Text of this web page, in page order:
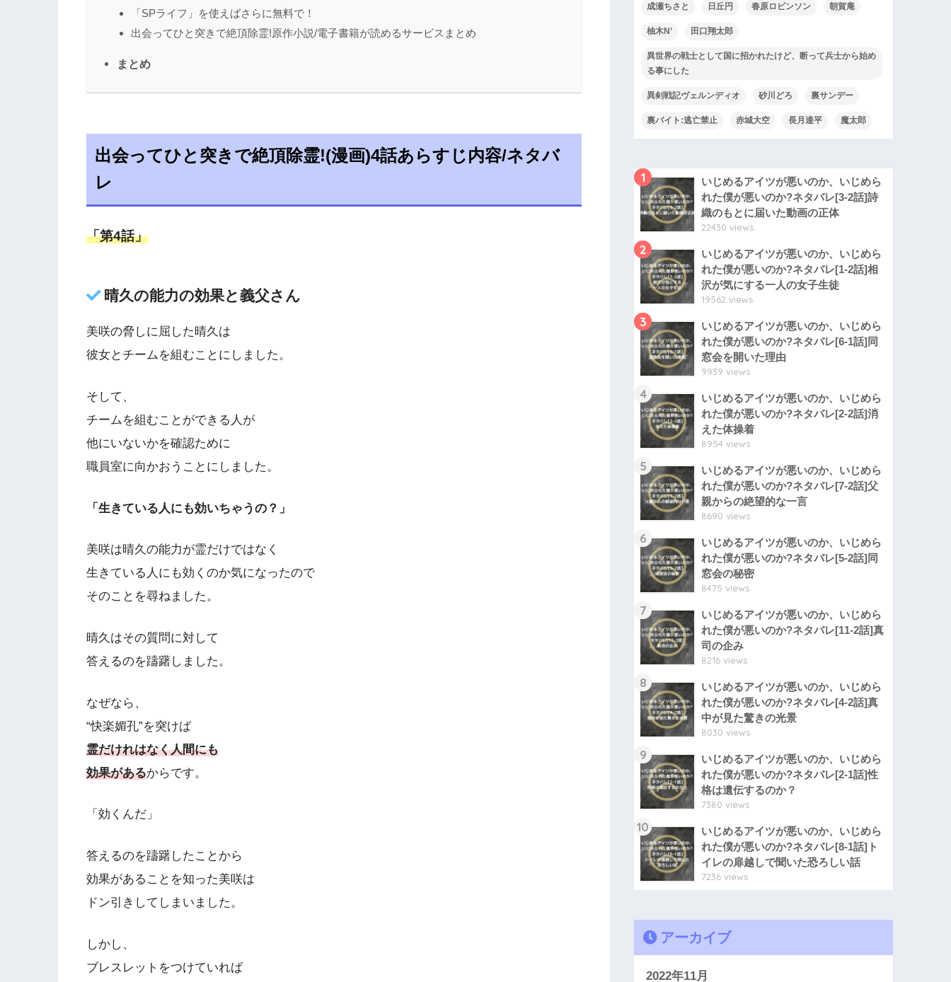
「SPライフ」を使えばさらに無料で！
出会ってひと突きで絶頂除霊!原作小説/電子書籍が読めるサービスまとめ
まとめ
出会ってひと突きで絶頂除霊!(漫画)4話あらすじ内容/ネタバ
レ
「第4話」
晴久の能力の効果と義父さん
美咲の脅しに屈した晴久は
彼女とチームを組むことにしました。
そして、
チームを組むことができる人が
他にいないかを確認ために
職員室に向かおうことにしました。
「生きている人にも効いちゃうの？」
美咲は晴久の能力が霊だけではなく
生きている人にも効くのか気になったので
そのことを尋ねました。
晴久はその質問に対して
答えるのを躊躇しました。
なぜなら、
“快楽媚孔”を突けば
霊だけれはなく人間にも
効果があるからです。
「効くんだ」
答えるのを躊躇したことから
効果があることを知った美咲は
ドン引きしてしまいました。
しかし、
ブレスレットをつけていれば
成瀬ちさと 日丘円 春原ロビンソン 朝賀庵
柚木N’ 田口翔太郎
異世界の戦士として国に招かれたけど、断って兵士から始め
る事にした
異剣戦記ヴェルンディオ 砂川どろ 裏サンデー
裏バイト:逃亡禁止 赤城大空 長月達平 魔太郎
1
いじめるアイツが悪いのか、いじめら
れた僕が悪いのか?ネタバレ[3-2話]詩
織のもとに届いた動画の正体
22430 views
2
いじめるアイツが悪いのか、いじめら
れた僕が悪いのか?ネタバレ[1-2話]相
沢が気にする一人の女子生徒
19562 views
3
いじめるアイツが悪いのか、いじめら
れた僕が悪いのか?ネタバレ[6-1話]同
窓会を開いた理由
9939 views
4
いじめるアイツが悪いのか、いじめら
れた僕が悪いのか?ネタバレ[2-2話]消
えた体操着
8954 views
5
いじめるアイツが悪いのか、いじめら
れた僕が悪いのか?ネタバレ[7-2話]父
親からの絶望的な一言
8690 views
6
いじめるアイツが悪いのか、いじめら
れた僕が悪いのか?ネタバレ[5-2話]同
窓会の秘密
8475 views
7
いじめるアイツが悪いのか、いじめら
れた僕が悪いのか?ネタバレ[11-2話]真
司の企み
8216 views
8
いじめるアイツが悪いのか、いじめら
れた僕が悪いのか?ネタバレ[4-2話]真
中が見た驚きの光景
8030 views
9
いじめるアイツが悪いのか、いじめら
れた僕が悪いのか?ネタバレ[2-1話]性
格は遺伝するのか？
7380 views
10
いじめるアイツが悪いのか、いじめら
れた僕が悪いのか?ネタバレ[8-1話]ト
イレの扉越しで聞いた恐ろしい話
7236 views
アーカイブ
2022年11月